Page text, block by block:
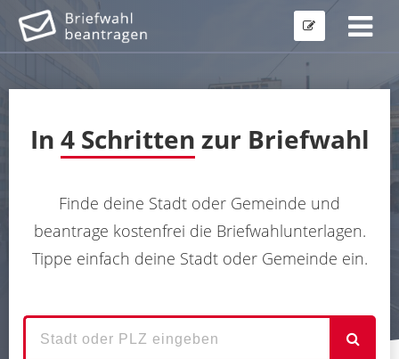
In 4 Schritten zur Briefwahl
Finde deine Stadt oder Gemeinde und
beantrage kostenfrei die Briefwahlunterlagen.
Tippe einfach deine Stadt oder Gemeinde ein.